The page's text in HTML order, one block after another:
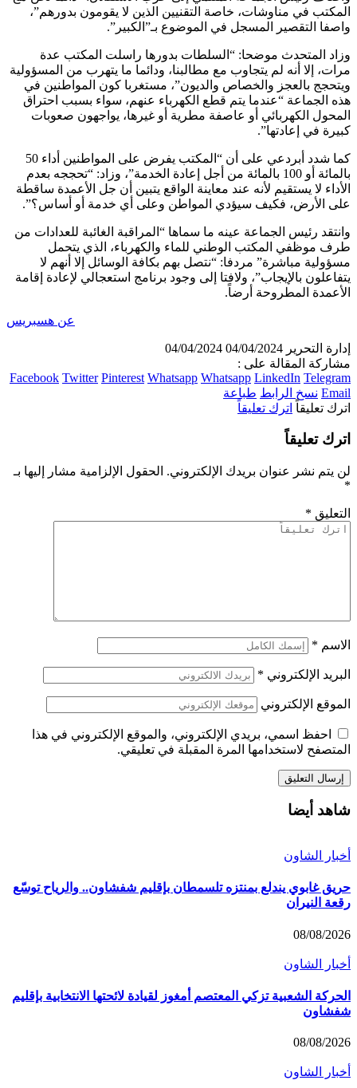
المكتب في مناوشات، خاصة التقنيين الذين لا يقومون بدورهم”،
واصفا التقصير المسجل في الموضوع بـ”الكبير”.
وزاد المتحدث موضحا: “السلطات بدورها راسلت المكتب عدة
مرات، إلا أنه لم يتجاوب مع مطالبنا، ودائما ما يتهرب من المسؤولية
ويتحجج بالعجز والخصاص والديون”، مستغربا كون المواطنين في
هذه الجماعة “عندما يتم قطع الكهرباء عنهم، سواء بسبب احتراق
المحول الكهربائي أو عاصفة مطرية أو غيرها، يواجهون صعوبات
كبيرة في إعادتها”.
كما شدد أبردعي على أن “المكتب يفرض على المواطنين أداء 50
بالمائة أو 100 بالمائة من أجل إعادة الخدمة”، وزاد: “تحججه بعدم
الأداء لا يستقيم لأنه عند معاينة الواقع يتبين أن جل الأعمدة ساقطة
على الأرض، فكيف سيؤدي المواطن وعلى أي خدمة أو أساس؟”.
وانتقد رئيس الجماعة عينه ما سماها “المراقبة الغائبة للعدادات من
طرف موظفي المكتب الوطني للماء والكهرباء، الذي يتحمل
مسؤولية مباشرة” مردفا: “نتصل بهم بكافة الوسائل إلا أنهم لا
يتفاعلون بالإيجاب”، ولافتا إلى وجود برنامج استعجالي لإعادة إقامة
الأعمدة المطروحة أرضاً.
عن هسبريس
إدارة التحرير 04/04/2024
04/04/2024
مشاركة المقالة على :
Facebook Twitter Pinterest Whatsapp Whatsapp LinkedIn Telegram
Email نسخ الرابط طباعة
اترك تعليقاً اترك تعليقاً
اترك تعليقاً
لن يتم نشر عنوان بريدك الإلكتروني. الحقول الإلزامية مشار إليها بـ
*
التعليق *
الاسم *
البريد الإلكتروني *
الموقع الإلكتروني
احفظ اسمي، بريدي الإلكتروني، والموقع الإلكتروني في هذا
المتصفح لاستخدامها المرة المقبلة في تعليقي.
شاهد أيضا
أخبار الشاون
حريق غابوي يندلع بمنتزه تلسمطان بإقليم شفشاون.. والرياح توسّع
رقعة النيران
08/08/2026
أخبار الشاون
الحركة الشعبية تزكي المعتصم أمغوز لقيادة لائحتها الانتخابية بإقليم
شفشاون
08/08/2026
أخبار الشاون